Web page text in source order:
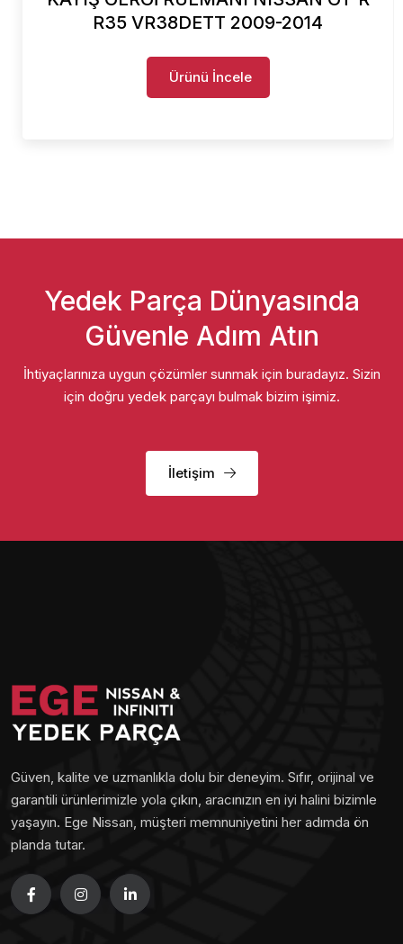
R35 VR38DETT 2009-2014
Ürünü İncele
Yedek Parça Dünyasında
Güvenle Adım Atın
İhtiyaçlarınıza uygun çözümler sunmak için buradayız. Sizin
için doğru yedek parçayı bulmak bizim işimiz.
İletişim
Güven, kalite ve uzmanlıkla dolu bir deneyim. Sıfır, orijinal ve
garantili ürünlerimizle yola çıkın, aracınızın en iyi halini bizimle
yaşayın. Ege Nissan, müşteri memnuniyetini her adımda ön
planda tutar.